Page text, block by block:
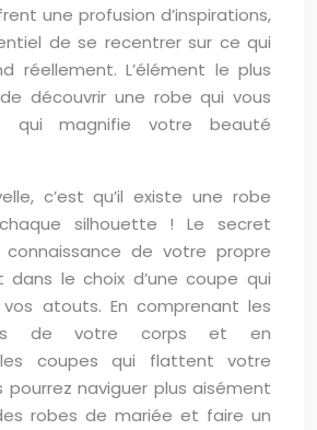
une profusion d’inspirations,
de se recentrer sur ce qui
réellement. L’élément le plus
découvrir une robe qui vous
qui magnifie votre beauté
c’est qu’il existe une robe
silhouette ! Le secret
de votre propre
dans le choix d’une coupe qui
atouts. En comprenant les
de votre corps et en
coupes qui flattent votre
pourrez naviguer plus aisément
robes de mariée et faire un